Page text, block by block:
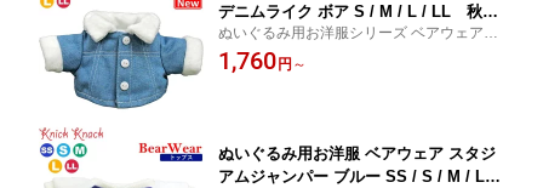
デニムライク ボア S / M / L / LL 秋冬
衣装 コスチューム 着せ替え ぬい服 ぬ
い活 ぬい撮り 秋冬25新作 トップス
ぬいぐるみ用お洋服シリーズ ベアウェア 秋
冬 トップス 衣装 コスチューム 着せ替え ぬ
い服 ぬい活 ぬい撮り 推しぬい
1,760 円 ～
ぬいぐるみ用お洋服 ベアウェア スタジ
アムジャンパー ブルー SS / S / M / L /